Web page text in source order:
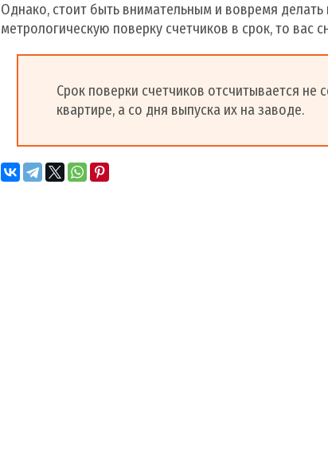
Однако, стоит быть внимательным и вовремя
метрологическую поверку счетчиков в срок, то
Срок поверки счетчиков отсчитывается не
квартире, а со дня выпуска их на заводе.